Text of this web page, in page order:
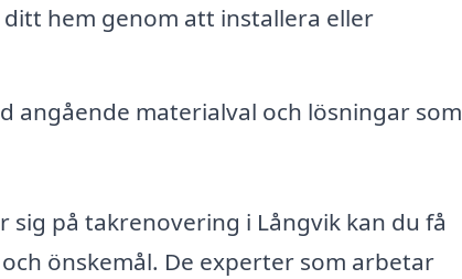
hem genom att installera eller
angående materialval och lösningar som
på takrenovering i Långvik kan du få
önskemål. De experter som arbetar